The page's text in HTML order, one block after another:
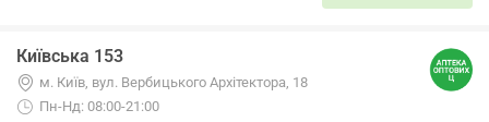
Київська 153
м. Київ, вул. Вербицького Архітектора, 18
Пн-Нд: 08:00-21:00